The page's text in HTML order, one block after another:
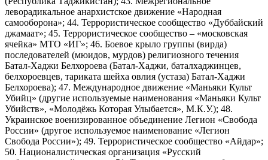
леворадикальное анархистское движение «Народная
самооборона»; 44. Террористическое сообщество «Дуббайский
джамаат»; 45. Террористическое сообщество – «московская
ячейка» МТО «ИГ»; 46. Боевое крыло группы (вирда)
последователей (мюидов, мурдов) религиозного течения
Батал-Хаджи Белхороева (Батал-Хаджи, баталхаджинцев,
белхороевцев, тариката шейха овлия (устаза) Батал-Хаджи
Белхороева); 47. Международное движение «Маньяки Культ
Убийц» (другие используемые наименования «Маньяки Культ
Убийств», «Молодёжь Которая Улыбается», М.К.У.); 48.
Украинское военизированное объединение Легион «Свобода
России» (другое используемое наименование «Легион
Свобода России»); 49. Террористическое сообщество «Айдар»;
50. Националистическая организация «Русский